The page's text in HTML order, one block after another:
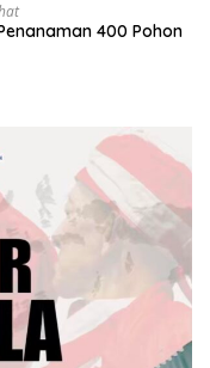
400 Pohon